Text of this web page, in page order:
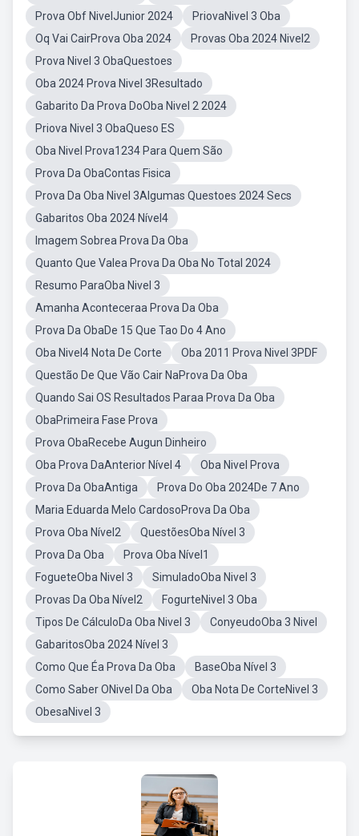
Prova Obf NivelJunior 2024
PriovaNivel 3 Oba
Oq Vai CairProva Oba 2024
Provas Oba 2024 Nivel2
Prova Nivel 3 ObaQuestoes
Oba 2024 Prova Nivel 3Resultado
Gabarito Da Prova DoOba Nivel 2 2024
Priova Nivel 3 ObaQueso ES
Oba Nivel Prova1234 Para Quem São
Prova Da ObaContas Fisica
Prova Da Oba Nivel 3Algumas Questoes 2024 Secs
Gabaritos Oba 2024 Nível4
Imagem Sobrea Prova Da Oba
Quanto Que Valea Prova Da Oba No Total 2024
Resumo ParaOba Nivel 3
Amanha Aconteceraa Prova Da Oba
Prova Da ObaDe 15 Que Tao Do 4 Ano
Oba Nivel4 Nota De Corte
Oba 2011 Prova Nivel 3PDF
Questão De Que Vão Cair NaProva Da Oba
Quando Sai OS Resultados Paraa Prova Da Oba
ObaPrimeira Fase Prova
Prova ObaRecebe Augun Dinheiro
Oba Prova DaAnterior Nível 4
Oba Nivel Prova
Prova Da ObaAntiga
Prova Do Oba 2024De 7 Ano
Maria Eduarda Melo CardosoProva Da Oba
Prova Oba Nível2
QuestõesOba Nível 3
Prova Da Oba
Prova Oba Nível1
FogueteOba Nivel 3
SimuladoOba Nivel 3
Provas Da Oba Nível2
FogurteNivel 3 Oba
Tipos De CálculoDa Oba Nivel 3
ConyeudoOba 3 Nivel
GabaritosOba 2024 Nível 3
Como Que Éa Prova Da Oba
BaseOba Nível 3
Como Saber ONivel Da Oba
Oba Nota De CorteNivel 3
ObesaNivel 3